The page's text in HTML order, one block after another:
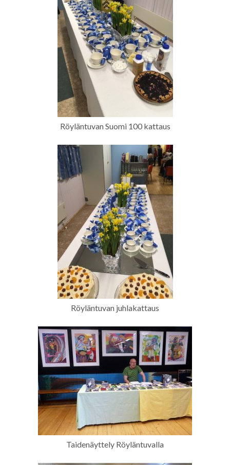
Röyläntuvan Suomi 100 kattaus
Röyläntuvan juhlakattaus
Taidenäyttely Röyläntuvalla